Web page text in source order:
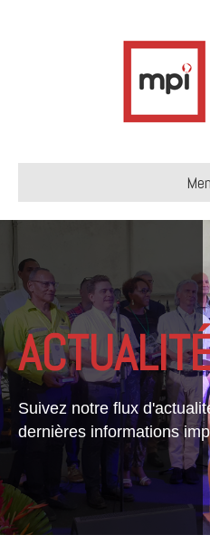
Suivez notre flux
dernières informations